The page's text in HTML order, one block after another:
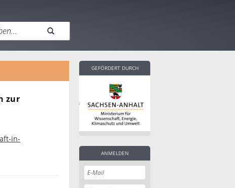
zur
in-
GEFÖRDERT DURCH
ANMELDEN